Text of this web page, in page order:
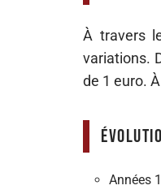
À travers
variations.
de 1 euro.
Années